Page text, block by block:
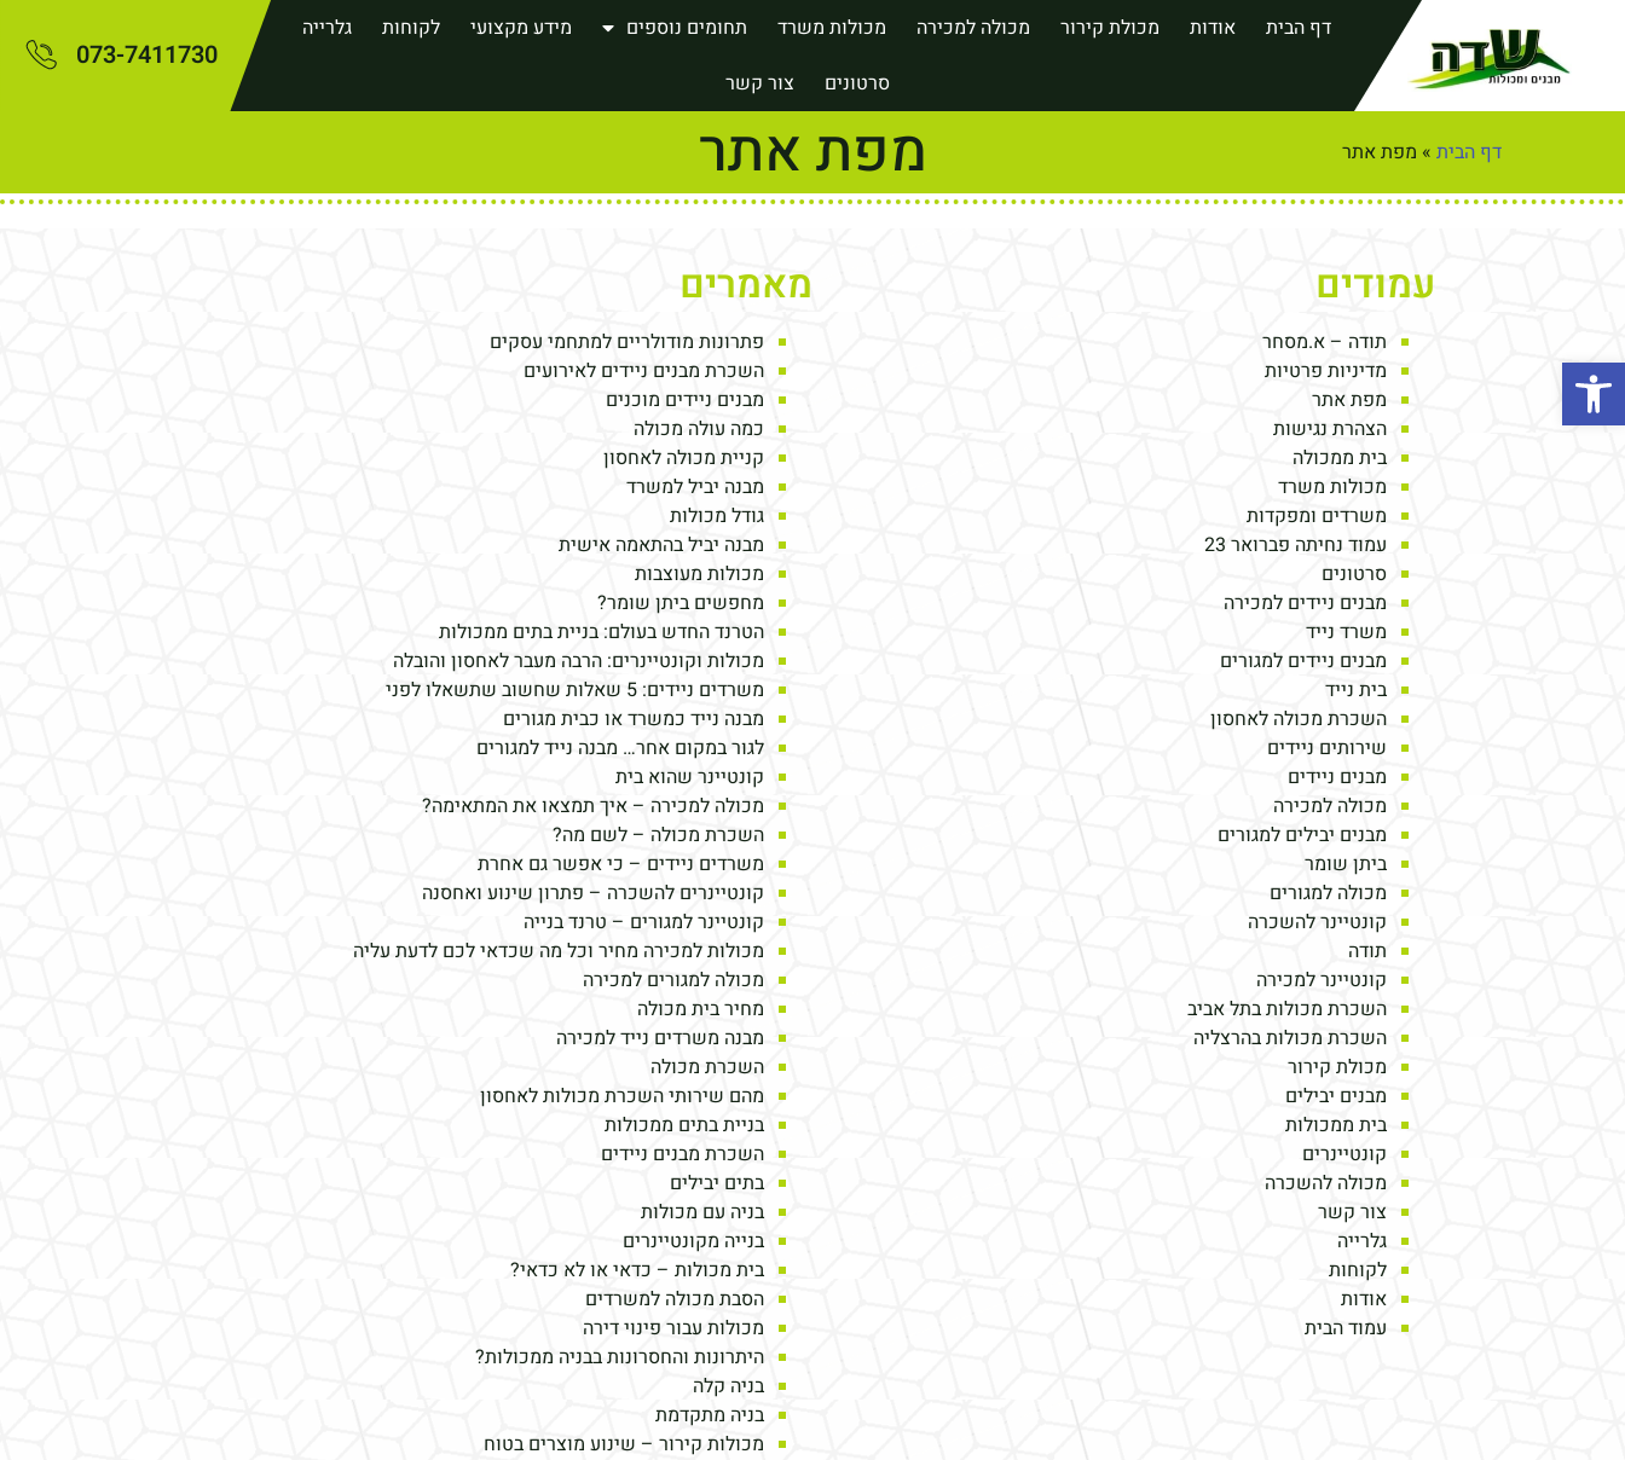
פתח סרגל נגישות
דף הבית אודות מכולת קירור מכולה למכירה מכולות משרד תחומים נוספים מידע מקצועי לקוחות
גלרייה
סרטונים
צור קשר
073-7411730
דף הבית » מפת אתר מפת אתר
עמודים
תודה – א.מסחר
מדיניות פרטיות
מפת אתר
הצהרת נגישות
בית ממכולה
מכולות משרד
משרדים ומפקדות
עמוד נחיתה פברואר 23
סרטונים
מבנים ניידים למכירה
משרד נייד
מבנים ניידים למגורים
בית נייד
השכרת מכולה לאחסון
שירותים ניידים
מבנים ניידים
מכולה למכירה
מבנים יבילים למגורים
ביתן שומר
מכולה למגורים
קונטיינר להשכרה
תודה
קונטיינר למכירה
השכרת מכולות בתל אביב
השכרת מכולות בהרצליה
מכולת קירור
מבנים יבילים
בית ממכולות
קונטיינרים
מכולה להשכרה
צור קשר
גלרייה
לקוחות
אודות
עמוד הבית
מאמרים
פתרונות מודולריים למתחמי עסקים
השכרת מבנים ניידים לאירועים
מבנים ניידים מוכנים
כמה עולה מכולה
קניית מכולה לאחסון
מבנה יביל למשרד
גודל מכולות
מבנה יביל בהתאמה אישית
מכולות מעוצבות
מחפשים ביתן שומר?
הטרנד החדש בעולם: בניית בתים ממכולות
מכולות וקונטיינרים: הרבה מעבר לאחסון והובלה
משרדים ניידים: 5 שאלות שחשוב שתשאלו לפני
מבנה נייד כמשרד או כבית מגורים
לגור במקום אחר… מבנה נייד למגורים
קונטיינר שהוא בית
מכולה למכירה – איך תמצאו את המתאימה?
השכרת מכולה – לשם מה?
משרדים ניידים – כי אפשר גם אחרת
קונטיינרים להשכרה – פתרון שינוע ואחסנה
קונטיינר למגורים – טרנד בנייה
מכולות למכירה מחיר וכל מה שכדאי לכם לדעת עליה
מכולה למגורים למכירה
מחיר בית מכולה
מבנה משרדים נייד למכירה
השכרת מכולה
מהם שירותי השכרת מכולות לאחסון
בניית בתים ממכולות
השכרת מבנים ניידים
בתים יבילים
בניה עם מכולות
בנייה מקונטיינרים
בית מכולות – כדאי או לא כדאי?
הסבת מכולה למשרדים
מכולות עבור פינוי דירה
היתרונות והחסרונות בבניה ממכולות?
בניה קלה
בניה מתקדמת
מכולות קירור – שינוע מוצרים בטוח